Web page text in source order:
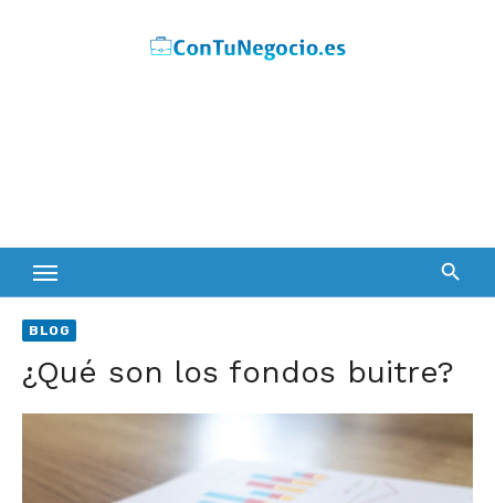
BLOG
¿Qué son los fondos buitre?